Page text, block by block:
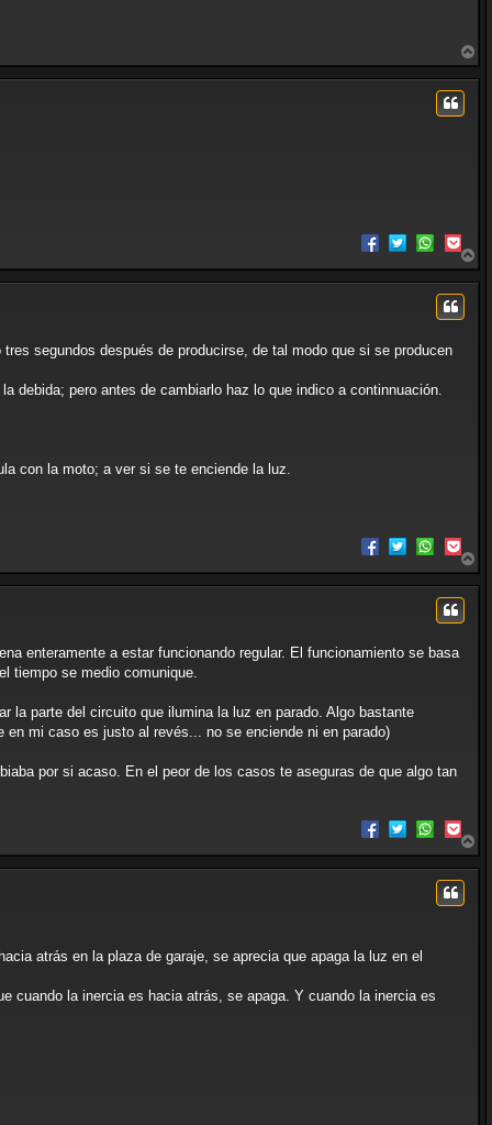
r
r
r
r
segundos después de producirse, de tal modo que si se producen
debida; pero antes de cambiarlo haz lo que indico a continnuación.
con la moto; a ver si se te enciende la luz.
r
r
enteramente a estar funcionando regular. El funcionamiento se basa
tiempo se medio comunique.
la parte del circuito que ilumina la luz en parado. Algo bastante
mi caso es justo al revés... no se enciende ni en parado)
por si acaso. En el peor de los casos te aseguras de que algo tan
r
r
atrás en la plaza de garaje, se aprecia que apaga la luz en el
cuando la inercia es hacia atrás, se apaga. Y cuando la inercia es